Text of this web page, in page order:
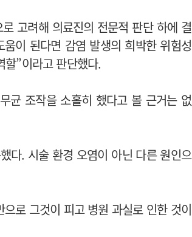
고려해 의료진의 전문적 판단 하에 결
이 된다면 감염 발생의 희박한 위험성
”이라고 판단했다.
균 조작을 소홀히 했다고 볼 근거는 없
다. 시술 환경 오염이 아닌 다른 원인으
로 그것이 피고 병원 과실로 인한 것이